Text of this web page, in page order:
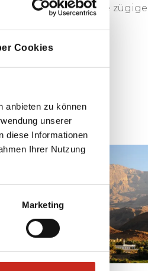
Cookies
anbieten zu können
unserer
diese Informationen
Ihrer Nutzung
Marketing
Angebot und die zügige